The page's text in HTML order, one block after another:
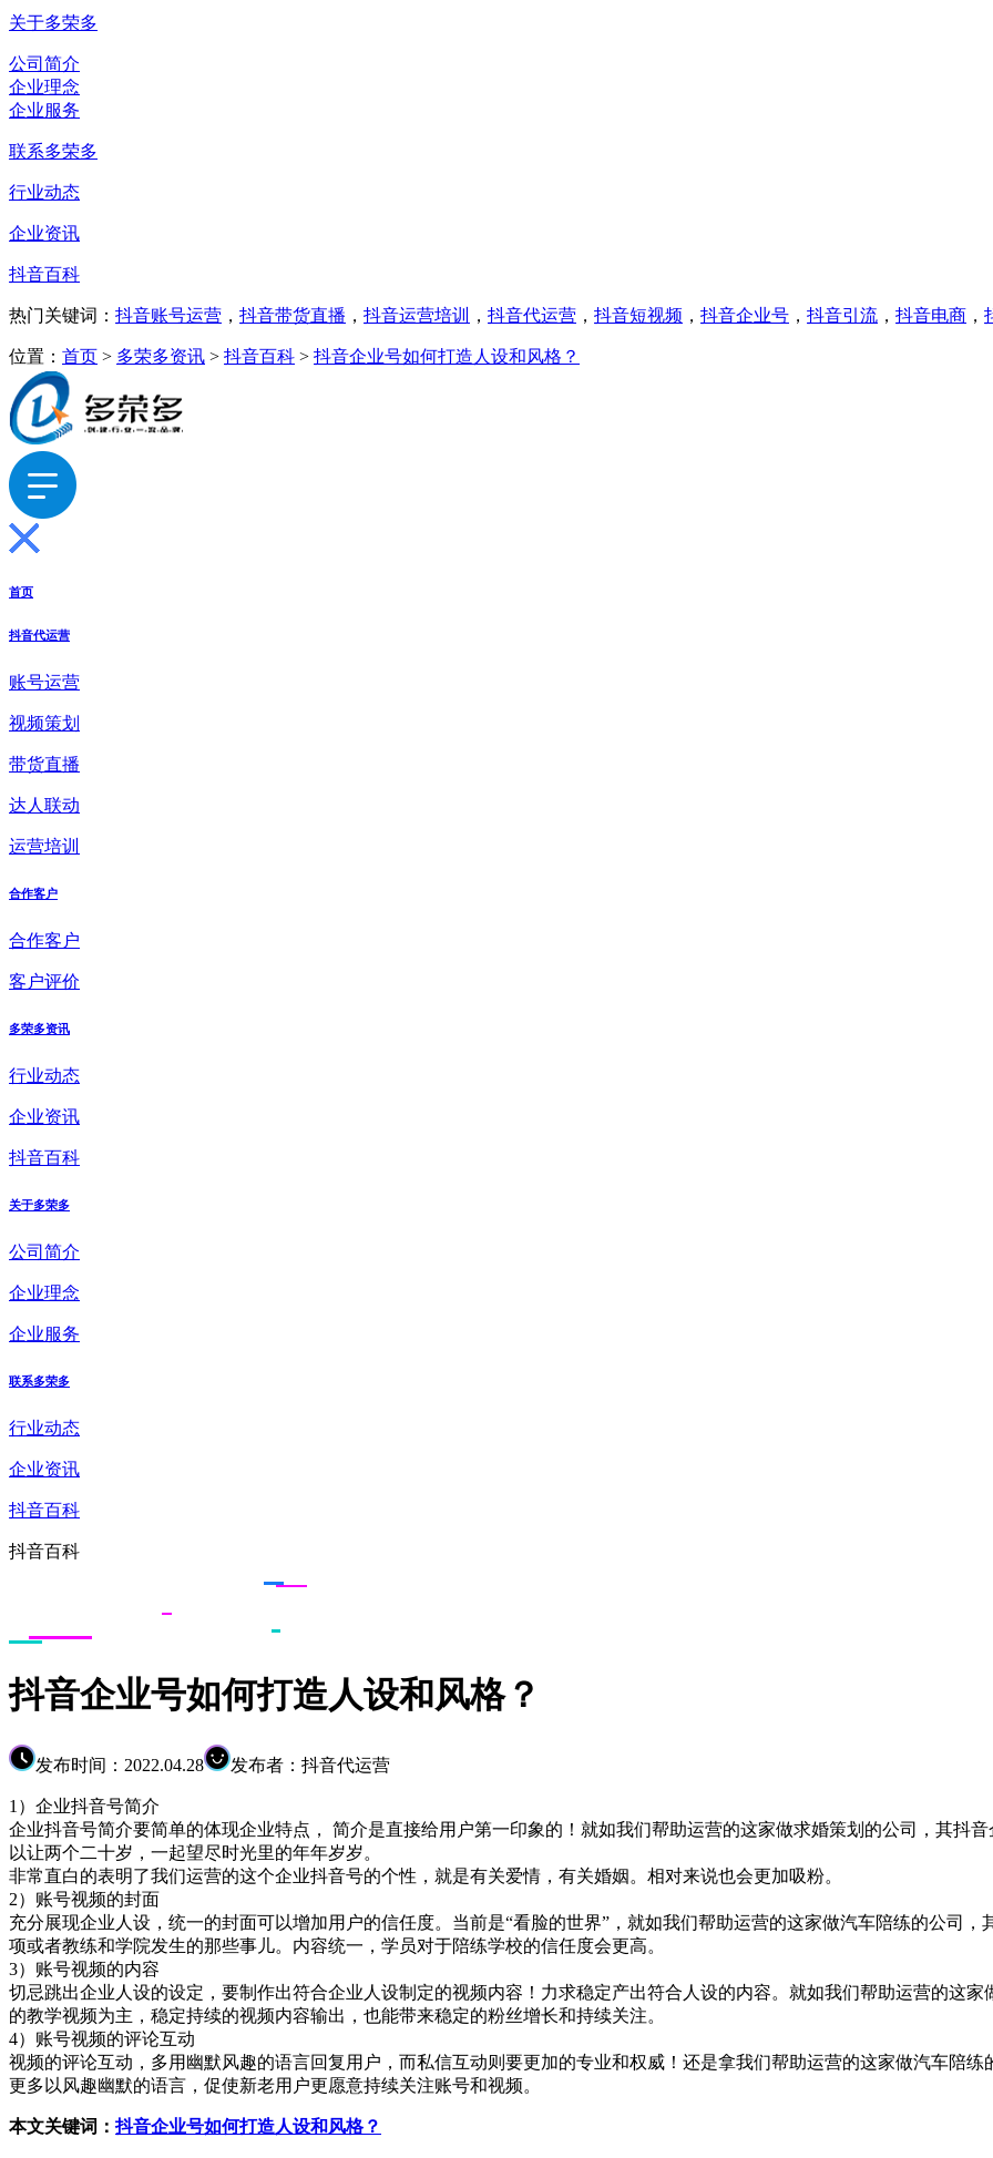
关于多荣多
公司简介
企业理念
企业服务
联系多荣多
行业动态
企业资讯
抖音百科
热门关键词： 抖音账号运营 ， 抖音带货直播 ， 抖音运营培训 ， 抖音代运营 ， 抖音短视频 ， 抖音企业号 ， 抖音引流 ， 抖音电商 ，
位置： 首页 > 多荣多资讯 > 抖音百科 > 抖音企业号如何打造人设和风格？
首页
抖音代运营
账号运营
视频策划
带货直播
达人联动
运营培训
合作客户
合作客户
客户评价
多荣多资讯
行业动态
企业资讯
抖音百科
关于多荣多
公司简介
企业理念
企业服务
联系多荣多
行业动态
企业资讯
抖音百科
抖音百科
抖音企业号如何打造人设和风格？
发布时间：2022.04.28 发布者：抖音代运营
1）企业抖音号简介
企业抖音号简介要简单的体现企业特点， 简介是直接给用户第一印象的！就如我们帮助运营的这家做求婚策划的公司，其抖
以让两个二十岁，一起望尽时光里的年年岁岁。
非常直白的表明了我们运营的这个企业抖音号的个性，就是有关爱情，有关婚姻。相对来说也会更加吸粉。
2）账号视频的封面
充分展现企业人设，统一的封面可以增加用户的信任度。当前是“看脸的世界”，就如我们帮助运营的这家做汽车陪练的公司
项或者教练和学院发生的那些事儿。内容统一，学员对于陪练学校的信任度会更高。
3）账号视频的内容
切忌跳出企业人设的设定，要制作出符合企业人设制定的视频内容！力求稳定产出符合人设的内容。就如我们帮助运营的这
的教学视频为主，稳定持续的视频内容输出，也能带来稳定的粉丝增长和持续关注。
4）账号视频的评论互动
视频的评论互动，多用幽默风趣的语言回复用户，而私信互动则要更加的专业和权威！还是拿我们帮助运营的这家做汽车陪
更多以风趣幽默的语言，促使新老用户更愿意持续关注账号和视频。
本文关键词：抖音企业号如何打造人设和风格？